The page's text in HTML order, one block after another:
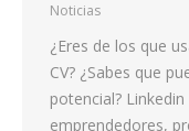
Noticias
¿Eres de los que
CV? ¿Sabes que
potencial?
emprendedores,